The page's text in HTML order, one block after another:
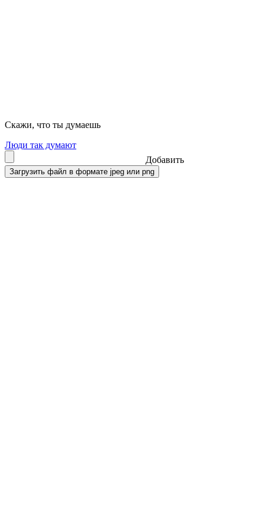
Скажи, что ты думаешь
Люди так думают
Добавить